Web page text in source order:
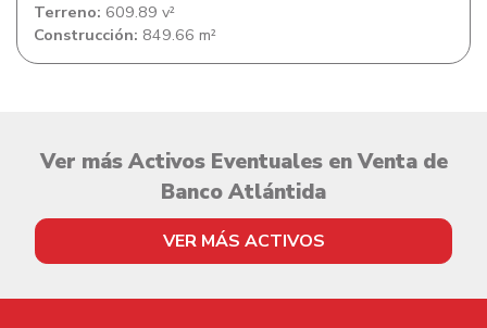
Terreno: 609.89 v²
Construcción: 849.66 m²
Ver más Activos Eventuales en Venta de
Banco Atlántida
VER MÁS ACTIVOS